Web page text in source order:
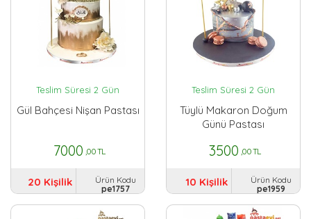
Teslim Süresi 2 Gün
Gül Bahçesi Nişan Pastası
7000 ,00 TL
20 Kişilik
Ürün Kodu
pe1757
Teslim Süresi 2 Gün
Tüylü Makaron Doğum
Günü Pastası
3500 ,00 TL
10 Kişilik
Ürün Kodu
pe1959